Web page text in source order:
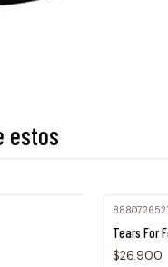
estos
Tears For
$26.900